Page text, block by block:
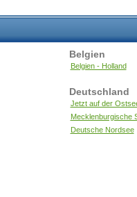
Belgien
Belgien - Holland
Deutschland
Jetzt auf der
Mecklenburgische
Deutsche Nordsee